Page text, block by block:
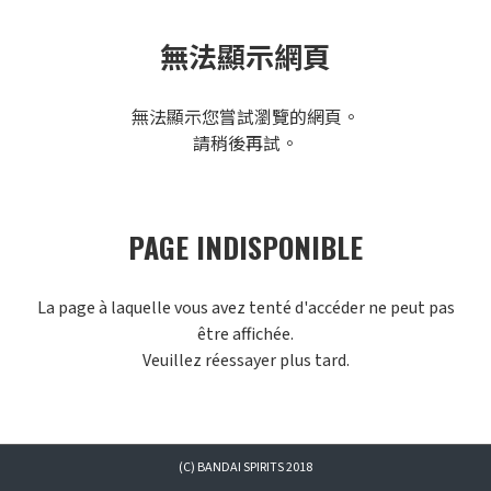
無法顯示網頁
無法顯示您嘗試瀏覽的網頁。
請稍後再試。
PAGE INDISPONIBLE
La page à laquelle vous avez tenté d'accéder ne peut pas
être affichée.
Veuillez réessayer plus tard.
(C) BANDAI SPIRITS 2018